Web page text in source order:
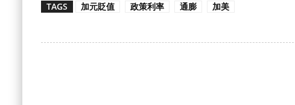
TAGS 加元貶值 政策利率 通膨 加美